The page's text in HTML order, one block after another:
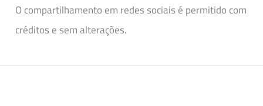
O compartilhamento em redes sociais é permitido com
créditos e sem alterações.